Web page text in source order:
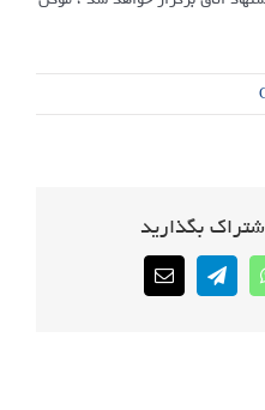
بگذارید
WhatsApp
Telegram
Email